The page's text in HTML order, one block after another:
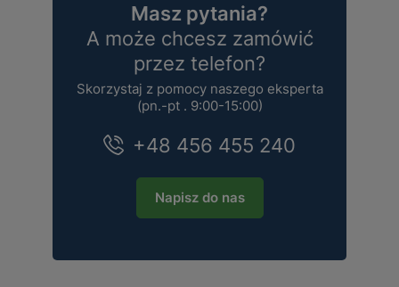
Masz pytania?
A może chcesz zamówić
przez telefon?
Skorzystaj z pomocy naszego eksperta
(pn.-pt . 9:00-15:00)
+48 456 455 240
Napisz do nas